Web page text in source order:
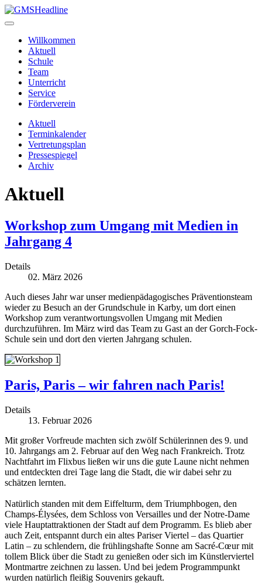
Willkommen
Aktuell
Schule
Team
Unterricht
Service
Förderverein
Aktuell
Terminkalender
Vertretungsplan
Pressespiegel
Archiv
Aktuell
Workshop zum Umgang mit Medien in
Jahrgang 4
Details
02. März 2026
Auch dieses Jahr war unser medienpädagogisches Präventionsteam
wieder zu Besuch an der Grundschule in Karby, um dort einen
Workshop zum verantwortungsvollen Umgang mit Medien
durchzuführen. Im März wird das Team zu Gast an der Gorch-Fock-
Schule sein und dort den vierten Jahrgang schulen.
Paris, Paris – wir fahren nach Paris!
Details
13. Februar 2026
Mit großer Vorfreude machten sich zwölf Schülerinnen des 9. und
10. Jahrgangs am 2. Februar auf den Weg nach Frankreich. Trotz
Nachtfahrt im Flixbus ließen wir uns die gute Laune nicht nehmen
und entdeckten drei Tage lang die Stadt, die wir dabei sehr zu
schätzen lernten.
Natürlich standen mit dem Eiffelturm, dem Triumphbogen, den
Champs-Élysées, dem Schloss von Versailles und der Notre-Dame
viele Hauptattraktionen der Stadt auf dem Programm. Es blieb aber
auch Zeit, entspannt durch ein altes Pariser Viertel – das Quartier
Latin – zu schlendern, die frühlingshafte Sonne am Sacré-Cœur mit
tollem Blick über die Stadt zu genießen oder sich im Künstlerviertel
Montmartre zeichnen zu lassen. Und bei jedem Programmpunkt
wurden natürlich fleißig Souvenirs gekauft.